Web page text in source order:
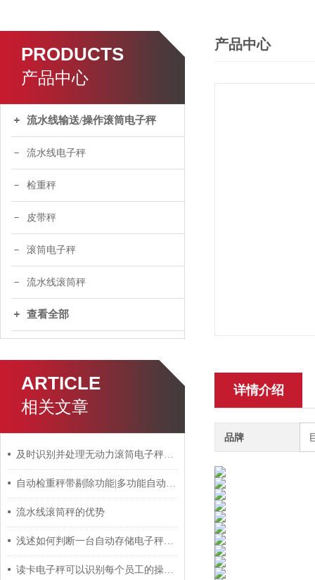
PRODUCTS
产品中心
流水线输送/操作滚筒电子秤
流水线电子秤
检重秤
皮带秤
滚筒电子秤
流水线滚筒秤
查看全部
ARTICLE
相关文章
及时识别并处理无动力滚筒电子秤故障问题有助于维持称重精度
自动检重秤带剔除功能|多功能自动重检机优势
流水线滚筒秤的优势
浅述如何判断一台自动存储电子秤的好坏
读卡电子秤可以识别每个员工的操作记录吗？
产品中心
详情介绍
品牌